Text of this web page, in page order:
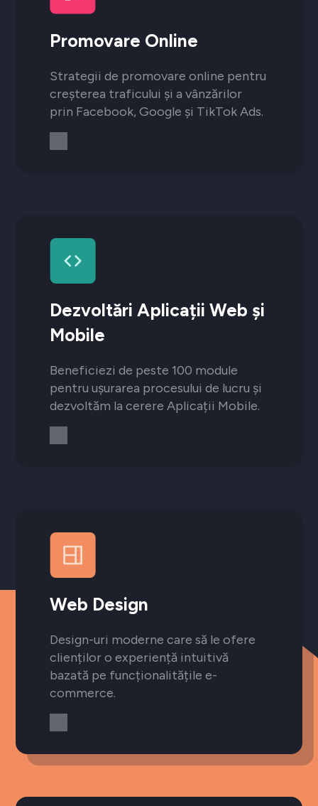
Promovare Online
Strategii de promovare online pentru
creșterea traficului și a vânzărilor
prin Facebook, Google și TikTok Ads.
Dezvoltări Aplicații Web și
Mobile
Beneficiezi de peste 100 module
pentru ușurarea procesului de lucru și
dezvoltăm la cerere Aplicații Mobile.
Web Design
Design-uri moderne care să le ofere
clienților o experiență intuitivă
bazată pe funcționalitățile e-
commerce.